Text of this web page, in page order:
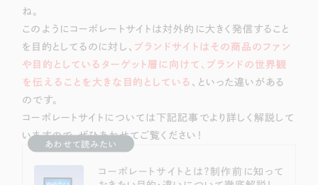
ね。
このようにコーポレートサイトは対外的に大きく発信すること
を目的としてるのに対し、 ブランドサイトはその商品のファン
や目的としているターゲット層に向けて、ブランドの世界観
を伝えることを大きな目的としている 、といった違いがある
のです。
コーポレートサイトについては下記記事でより詳しく解説して
いますので、ぜひあわせてご覧ください！
コーポレートサイトとは？制作前に知って
あわせて読みたい